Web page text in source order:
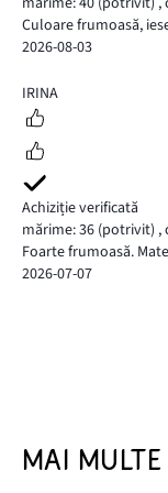
Culoare frumoasă,
2026-08-03
5
IRINA
Achiziție verificată
mărime: 36 (potrivit) ,
Foarte frumoasă.
2026-07-07
MAI